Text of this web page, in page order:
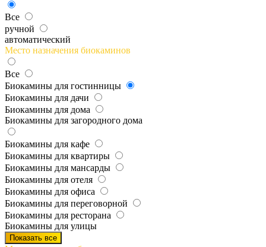
Все
ручной
автоматический
Место назначения биокаминов
Все
Биокамины для гостинницы
Биокамины для дачи
Биокамины для дома
Биокамины для загородного дома
Биокамины для кафе
Биокамины для квартиры
Биокамины для мансарды
Биокамины для отеля
Биокамины для офиса
Биокамины для переговорной
Биокамины для ресторана
Биокамины для улицы
Показать все